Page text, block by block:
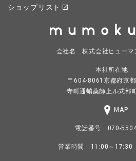
ショップリスト
会社名 株式会社ヒューマ
本社所在地
〒604-8061京都府京
寺町通蛸薬師上ル式部
MAP
電話番号 070-
営業時間 11:00～17:30